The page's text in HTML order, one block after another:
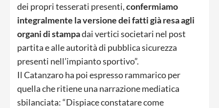
dei propri tesserati presenti,confermiamo
integralmente la versione dei fatti già resa agli
organi di stampadai vertici societari nel post
partita e alle autorità di pubblica sicurezza
presenti nell’impianto sportivo”.
Il Catanzaro ha poi espresso rammarico per
quella che ritiene una narrazione mediatica
sbilanciata: “Dispiace constatare come